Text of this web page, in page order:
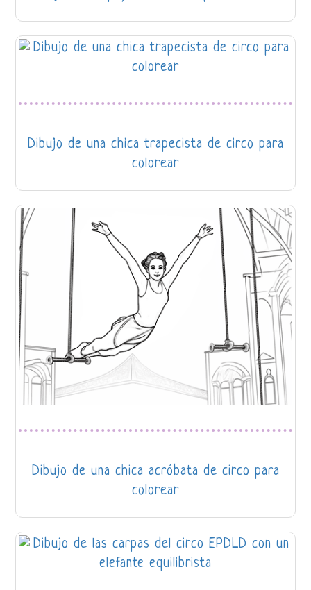
Dibujo de una chica trapecista de circo para
colorear
Dibujo de una chica acróbata de circo para
colorear